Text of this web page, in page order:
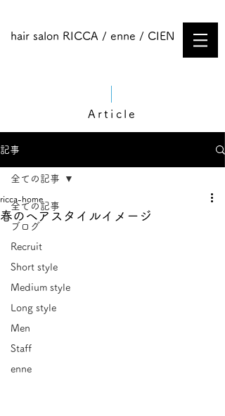
hair salon RICCA / enne / CIEN
Article
記事
全ての記事
ブログ
Recruit
Short style
Medium style​
Long style
Men
Staff
enne
全ての記事
春のヘアスタイルイメージ
ricca-home